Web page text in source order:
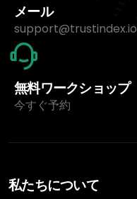
メール
support@trustindex.io
無料ワークショップ
今すぐ予約
私たちについて